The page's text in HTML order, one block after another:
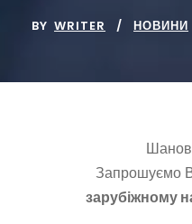
BY WRITER НОВИНИ
Запрошуємо
зарубіжному